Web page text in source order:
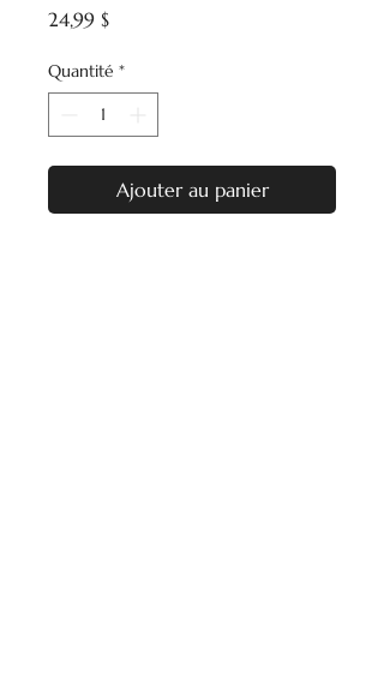
24,99 $Prix
Quantité *
Ajouter au panier